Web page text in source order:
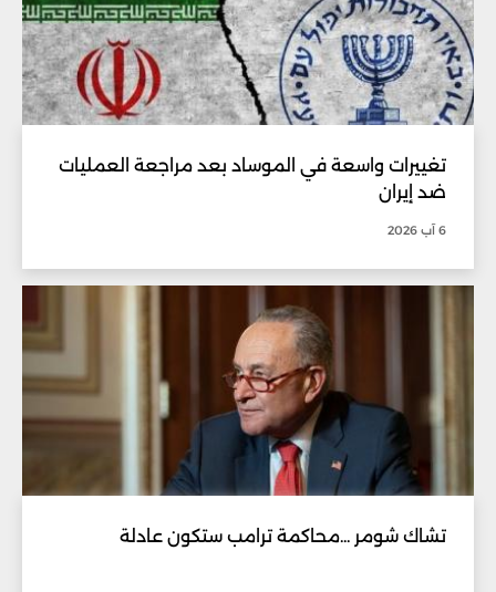
تغييرات واسعة في الموساد بعد مراجعة العمليات
ضد إيران
6 آب 2026
تشاك شومر ...محاكمة ترامب ستكون عادلة